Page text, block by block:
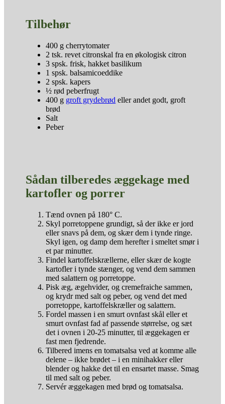
Tilbehør
400 g cherrytomater
2 tsk. revet citronskal fra en økologisk citron
3 spsk. frisk, hakket basilikum
1 spsk. balsamicoeddike
2 spsk. kapers
½ rød peberfrugt
400 g groft grydebrød eller andet godt, groft
brød
Salt
Peber
Sådan tilberedes æggekage med
kartofler og porrer
Tænd ovnen på 180° C.
Skyl porretoppene grundigt, så der ikke er jord
eller snavs på dem, og skær dem i tynde ringe.
Skyl igen, og damp dem herefter i smeltet smør i
et par minutter.
Findel kartoffelskrællerne, eller skær de kogte
kartofler i tynde stænger, og vend dem sammen
med salattern og porretoppe.
Pisk æg, ægehvider, og cremefraiche sammen,
og krydr med salt og peber, og vend det med
porretoppe, kartoffelskræller og salattern.
Fordel massen i en smurt ovnfast skål eller et
smurt ovnfast fad af passende størrelse, og sæt
det i ovnen i 20-25 minutter, til æggekagen er
fast men fjedrende.
Tilbered imens en tomatsalsa ved at komme alle
delene – ikke brødet – i en minihakker eller
blender og hakke det til en ensartet masse. Smag
til med salt og peber.
Servér æggekagen med brød og tomatsalsa.